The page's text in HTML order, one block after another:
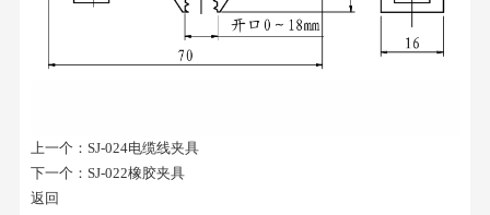
上一个： SJ-024电缆线夹具
下一个： SJ-022橡胶夹具
返回